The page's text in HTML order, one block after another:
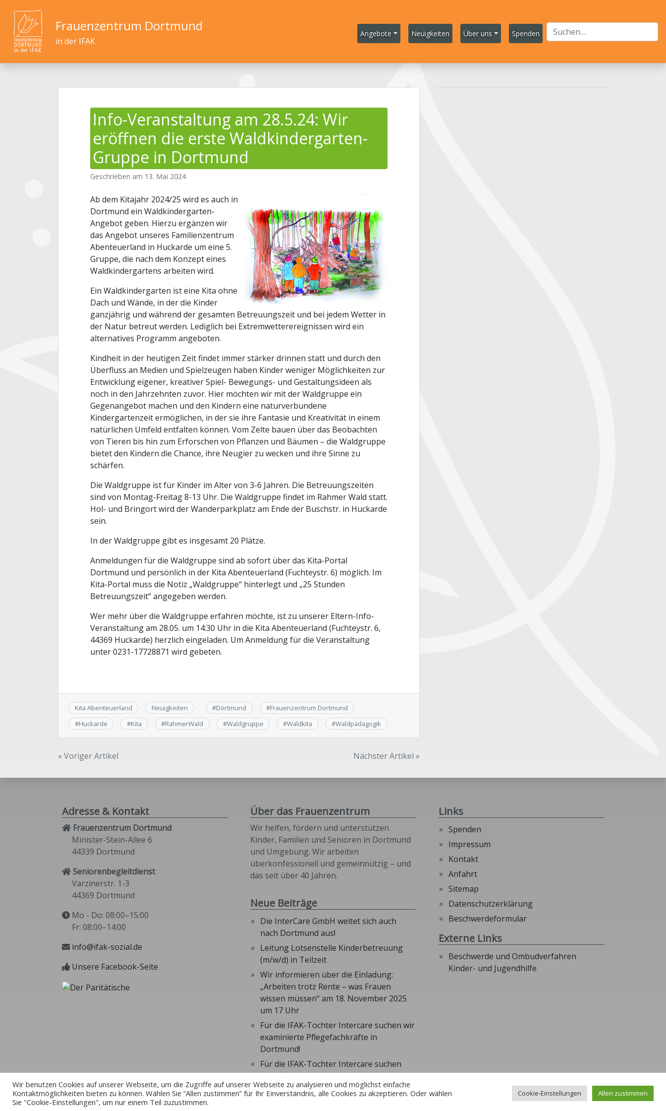
Frauenzentrum Dortmund
in der IFAK
Angebote Neuigkeiten Über uns Spenden
Info-Veranstaltung am 28.5.24: Wir
eröffnen die erste Waldkindergarten-
Gruppe in Dortmund
Geschrieben am 13. Mai 2024
Ab dem Kitajahr 2024/25 wird es auch in
Dortmund ein Waldkindergarten-
Angebot geben. Hierzu ergänzen wir
das Angebot unseres Familienzentrum
Abenteuerland in Huckarde um eine 5.
Gruppe, die nach dem Konzept eines
Waldkindergartens arbeiten wird.
Ein Waldkindergarten ist eine Kita ohne
Dach und Wände, in der die Kinder
ganzjährig und während der gesamten Betreuungszeit und bei jedem Wetter in
der Natur betreut werden. Lediglich bei Extremwetterereignissen wird ein
alternatives Programm angeboten.
Kindheit in der heutigen Zeit findet immer stärker drinnen statt und durch den
Überfluss an Medien und Spielzeugen haben Kinder weniger Möglichkeiten zur
Entwicklung eigener, kreativer Spiel- Bewegungs- und Gestaltungsideen als
noch in den Jahrzehnten zuvor. Hier möchten wir mit der Waldgruppe ein
Gegenangebot machen und den Kindern eine naturverbundene
Kindergartenzeit ermöglichen, in der sie ihre Fantasie und Kreativität in einem
natürlichen Umfeld entfalten können. Vom Zelte bauen über das Beobachten
von Tieren bis hin zum Erforschen von Pflanzen und Bäumen – die Waldgruppe
bietet den Kindern die Chance, ihre Neugier zu wecken und ihre Sinne zu
schärfen.
Die Waldgruppe ist für Kinder im Alter von 3-6 Jahren. Die Betreuungszeiten
sind von Montag-Freitag 8-13 Uhr. Die Waldgruppe findet im Rahmer Wald statt.
Hol- und Bringort wird der Wanderparkplatz am Ende der Buschstr. in Huckarde
sein.
In der Waldgruppe gibt es insgesamt 20 Plätze.
Anmeldungen für die Waldgruppe sind ab sofort über das Kita-Portal
Dortmund und persönlich in der Kita Abenteuerland (Fuchteystr. 6) möglich. Im
Kita-Portal muss die Notiz „Waldgruppe“ hinterlegt und „25 Stunden
Betreuungszeit“ angegeben werden.
Wer mehr über die Waldgruppe erfahren möchte, ist zu unserer Eltern-Info-
Veranstaltung am 28.05. um 14:30 Uhr in die Kita Abenteuerland (Fuchteystr. 6,
44369 Huckarde) herzlich eingeladen. Um Anmeldung für die Veranstaltung
unter 0231-17728871 wird gebeten.
Kita Abenteuerland Neuigkeiten #Dortmund #Frauenzentrum Dortmund
#Huckarde #Kita #RahmerWald #Waldgruppe #Waldkita #Waldpädagogik
Beitragsnavigation
« Voriger Artikel Nächster Artikel »
Adresse & Kontakt
Frauenzentrum Dortmund
Minister-Stein-Allee 6
44339 Dortmund
Seniorenbegleitdienst
Varzinerstr. 1-3
44369 Dortmund
Mo - Do: 08:00–15:00
Fr: 08:00–14:00
info@ifak-sozial.de
Unsere Facebook-Seite
Über das Frauenzentrum
Wir helfen, fördern und unterstützen
Kinder, Familien und Senioren in Dortmund
und Umgebung. Wir arbeiten
überkonfessionell und gemeinnützig – und
das seit über 40 Jahren.
Neue Beiträge
Die InterCare GmbH weitet sich auch
nach Dortmund aus!
Leitung Lotsenstelle Kinderbetreuung
(m/w/d) in Teilzeit
Wir informieren über die Einladung:
„Arbeiten trotz Rente – was Frauen
wissen müssen“ am 18. November 2025
um 17 Uhr
Für die IFAK-Tochter Intercare suchen wir
examinierte Pflegefachkräfte in
Dortmund!
Für die IFAK-Tochter Intercare suchen
wir Pflegedienstleitung in Dortmund
Links
Spenden
Impressum
Kontakt
Anfahrt
Sitemap
Datenschutzerklärung
Beschwerdeformular
Externe Links
Beschwerde und Ombudverfahren
Kinder- und Jugendhilfe
Wir benutzen Cookies auf unserer Webseite, um die Zugriffe auf unserer Webseite zu analysieren und möglichst einfache
Kontaktmöglichkeiten bieten zu können. Wählen Sie “Allen zustimmen” für Ihr Einverständnis, alle Cookies zu akzeptieren. Oder wählen
Sie "Cookie-Einstellungen", um nur einem Teil zuzustimmen.
Cookie-Einstellungen Allen zustimmen